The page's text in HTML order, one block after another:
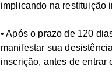
implicando na restituição
• Após o prazo de 120
manifestar sua
inscrição, antes de entrar